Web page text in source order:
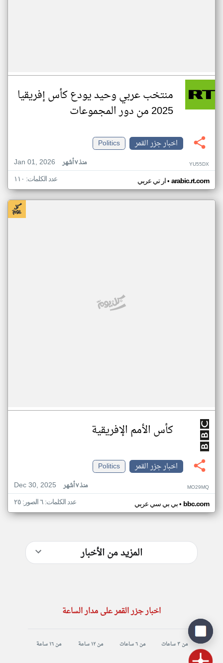
منتخب عربي وحيد يودع كأس إفريقيا
2025 من دور المجموعات
اخبار جزر القمر
Politics
Jan 01, 2026
منذ ٧ أشهر YU55DX
ار تي عربي• arabic.rt.com عدد الكلمات: ١١٠
كأس الأمم الإفريقية
اخبار جزر القمر
Politics
Dec 30, 2025
منذ ٧ أشهر MO29MQ
بي بي سي عربي• bbc.com عدد الكلمات: ٦ الصور: ٢٥
المزيد من الأخبار
اخبار جزر القمر على مدار الساعة
من ٣ ساعات من ٦ ساعات من ١٢ ساعة من ١٦ ساعة